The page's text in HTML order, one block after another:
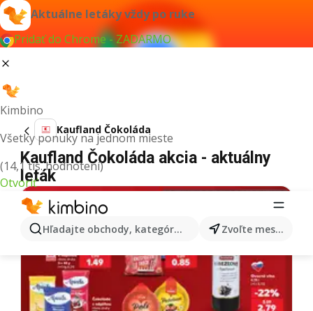
Aktuálne letáky vždy po ruke
Pridať do Chrome - ZADARMO
Kimbino
Všetky ponuky na jednom mieste
(14,1 tis. hodnotení)
Otvoriť
Hľadajte obchody, kategórie, produkty... Zvoľte mesto
Kaufland Čokoláda
Kaufland Čokoláda akcia - aktuálny
leták